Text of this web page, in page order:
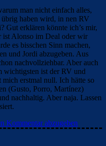
man nicht einfach alles,
haben wird, in nen RV
Gut erklären könnte ich’s mir,
ist Alonso im Deal oder wir
es bisschen Sinn machen,
und Jordi abzugeben. Aus
nachvollziehbar. Aber auch
ist der RV und
mich erstmal null. Ich hätte so
(Gusto, Porro, Martínez)
nachhaltig. Aber naja. Lassen
Kommentar abzugeben